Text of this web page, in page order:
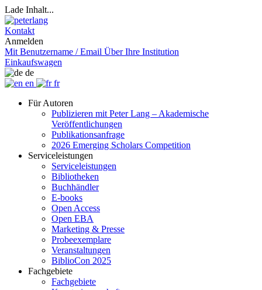
Lade Inhalt...
Kontakt
Anmelden
Mit Benutzername / Email Über Ihre Institution
Einkaufswagen
de
en
fr
Für Autoren
Publizieren mit Peter Lang – Akademische
Veröffentlichungen
Publikationsanfrage
2026 Emerging Scholars Competition
Serviceleistungen
Serviceleistungen
Bibliotheken
Buchhändler
E-books
Open Access
Open EBA
Marketing & Presse
Probeexemplare
Veranstaltungen
BiblioCon 2025
Fachgebiete
Fachgebiete